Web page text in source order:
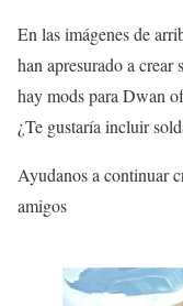
En las imágenes de
han apresurado a crear
hay mods para Dwan
¿Te gustaría incluir
Ayudanos a continuar
amigos